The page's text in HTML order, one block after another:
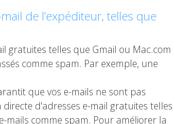
de l’expéditeur, telles que
gratuites telles que Gmail ou Mac.com
comme spam. Par exemple, une
que vos e-mails ne sont pas
d'adresses e-mail gratuites telles
comme spam. Pour améliorer la